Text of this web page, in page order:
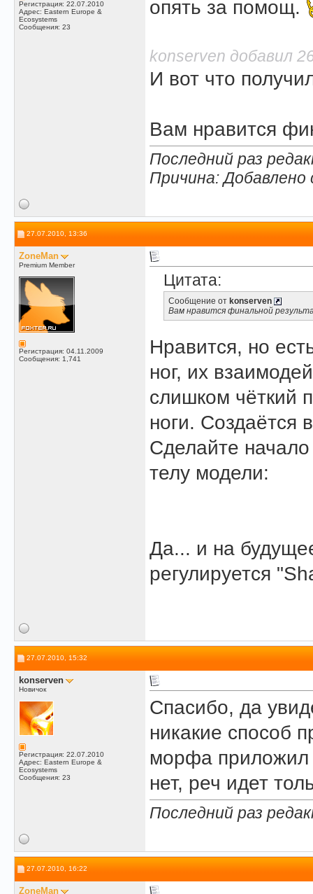
Регистрация: 22.07.2010
Адрес: Eastern Europe &
Ecosystems
Сообщения: 23
опять за помощ.
konserven добавил
И вот что
Вам нравится
Последний раз
Причина:
27.07.2010, 13:36
ZoneMan
Premium Member
Регистрация: 04.11.2009
Сообщения: 1,741
Цитата:
Сообщение от konserven
Вам нравится финальной
Нравится, но
ног, их
слишком чёткий
ноги. Создаётся
Сделайте
телу модели:
Да... и на
регулируется
27.07.2010, 15:32
konserven
Новичок
Регистрация: 22.07.2010
Адрес: Eastern Europe &
Ecosystems
Сообщения: 23
Спасибо, да
никакие способ
морфа приложил
нет, реч идет
Последний раз
27.07.2010, 16:22
ZoneMan